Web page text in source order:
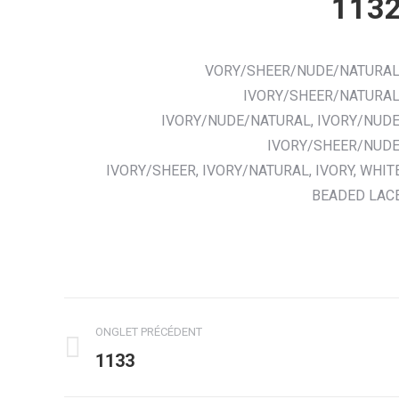
VORY/SHEER/NUDE/
IVORY/SHEER/
IVORY/NUDE/NATURAL, IVORY/
IVORY/SHEER/
IVORY/SHEER, IVORY/NATURAL, IVORY,
BEADED
Navigation
de
ONGLET PRÉCÉDENT
Onglet
1133